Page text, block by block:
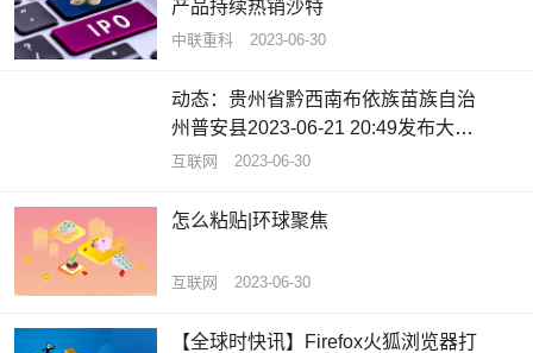
产品持续热销沙特
中联重科 2023-06-30
动态：贵州省黔西南布依族苗族自治
州普安县2023-06-21 20:49发布大雾
黄色预警
互联网 2023-06-30
怎么粘贴|环球聚焦
互联网 2023-06-30
【全球时快讯】Firefox火狐浏览器打